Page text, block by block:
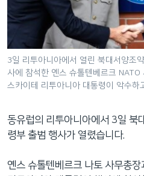
메
네
비
게
이
으
로
동
3일 리투아니아에서 열린 북대서양조
사에 참석한 옌스 슈톨텐베르크
스카이테 리투아니아 대통령이 악수하
동유럽의 리투아니아에서 3일 북
령부 출범 행사가 열렸습니다.
옌스 슈톨텐베르크 나토 사무총장